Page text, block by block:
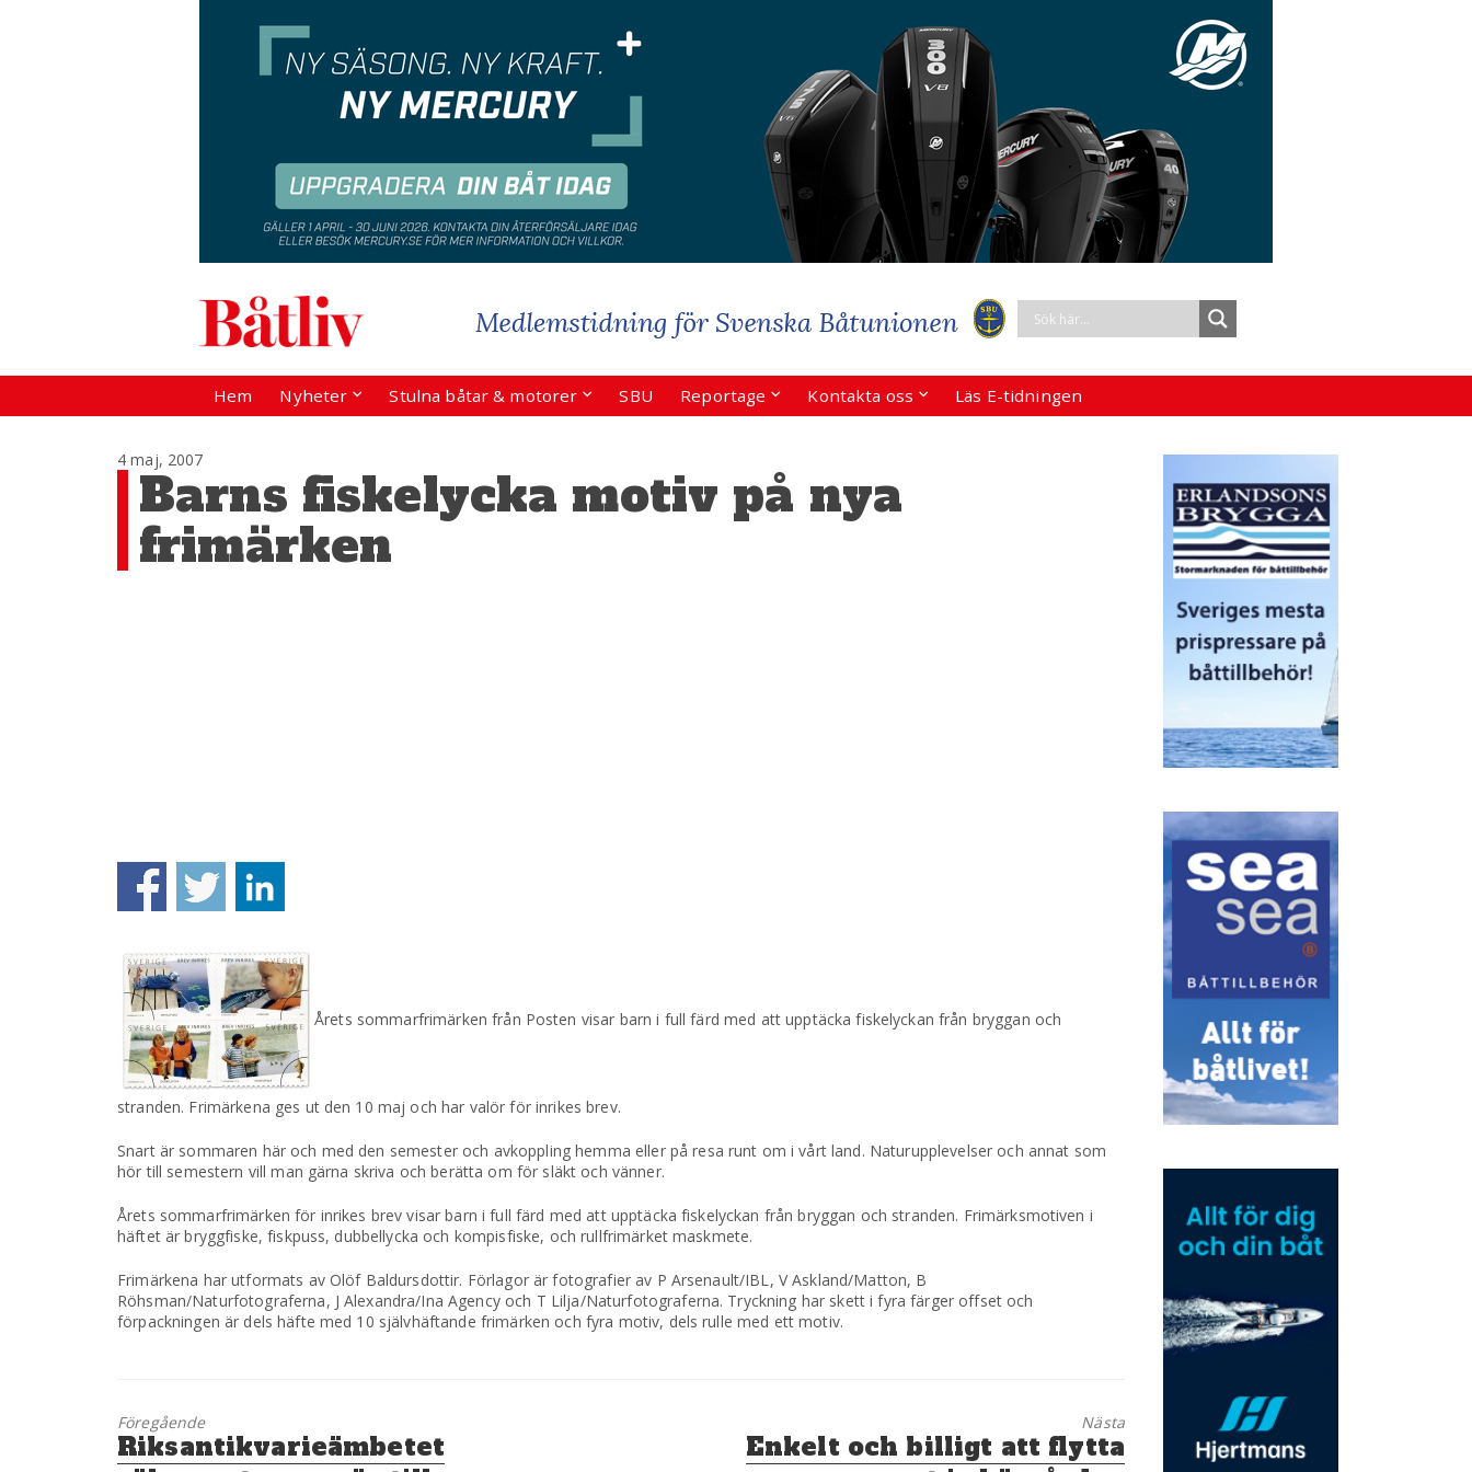
Hem Nyheter Stulna båtar & motorer SBU Reportage Kontakta oss Läs E-tidningen
4 maj, 2007
Barns fiskelycka motiv på nya
frimärken
Årets sommarfrimärken från Posten visar barn i full färd med att upptäcka fiskelyckan från bryggan och
stranden. Frimärkena ges ut den 10 maj och har valör för inrikes brev.
Snart är sommaren här och med den semester och avkoppling hemma eller på resa runt om i vårt land. Naturupplevelser och annat som
hör till semestern vill man gärna skriva och berätta om för släkt och vänner.
Årets sommarfrimärken för inrikes brev visar barn i full färd med att upptäcka fiskelyckan från bryggan och stranden. Frimärksmotiven i
häftet är bryggfiske, fiskpuss, dubbellycka och kompisfiske, och rullfrimärket maskmete.
Frimärkena har utformats av Olöf Baldursdottir. Förlagor är fotografier av P Arsenault/IBL, V Askland/Matton, B
Röhsman/Naturfotograferna, J Alexandra/Ina Agency och T Lilja/Naturfotograferna. Tryckning har skett i fyra färger offset och
förpackningen är dels häfte med 10 självhäftande frimärken och fyra motiv, dels rulle med ett motiv.
Föregående
Föregående
inlägg:
Riksantikvarieämbetet
Nästa
Nästa
inlägg:
Enkelt och billigt att flytta